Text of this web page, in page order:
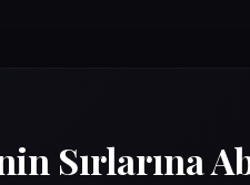
Sırlarına